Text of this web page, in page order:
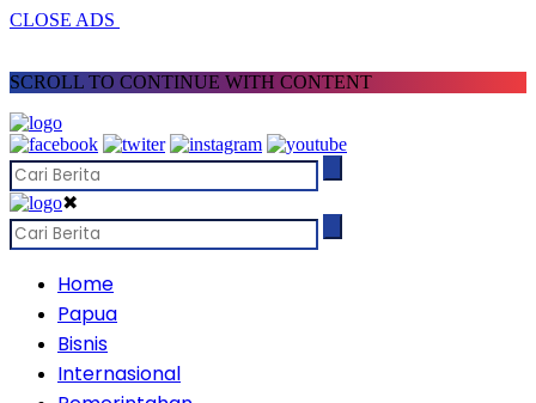
CLOSE ADS
SCROLL TO CONTINUE WITH CONTENT
✖
Home
Papua
Bisnis
Internasional